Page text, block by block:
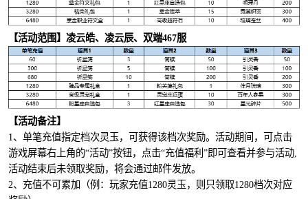
【活动范围】凌云皓、凌云辰、双端467服
【活动备注】
1、单笔充值指定档次灵玉，可获得该档次奖励。活动期间，可点击
游戏屏幕右上角的“活动”按钮，点击“充值福利”即可查看并参与活动,
活动结束后未领取奖励，将会通过邮件发放。
2、充值不可累加（例：玩家充值1280灵玉，则只领取1280档次对应